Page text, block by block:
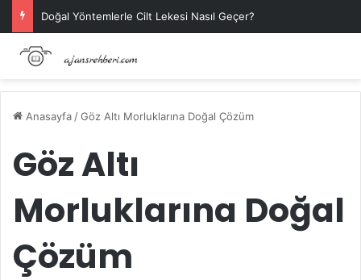
Doğal Yöntemlerle Cilt Lekesi Nasıl Geçer?
Anasayfa /Göz Altı Morluklarına Doğal Çözüm
Göz Altı
Morluklarına Doğal
Çözüm